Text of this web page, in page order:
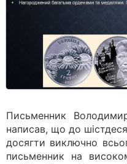
Письменник
написав, що до
досягти виключно
письменник на